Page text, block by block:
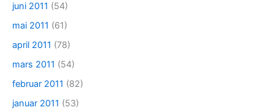
juni 2011 (54)
mai 2011 (61)
april 2011 (78)
mars 2011 (54)
februar 2011 (82)
januar 2011 (53)